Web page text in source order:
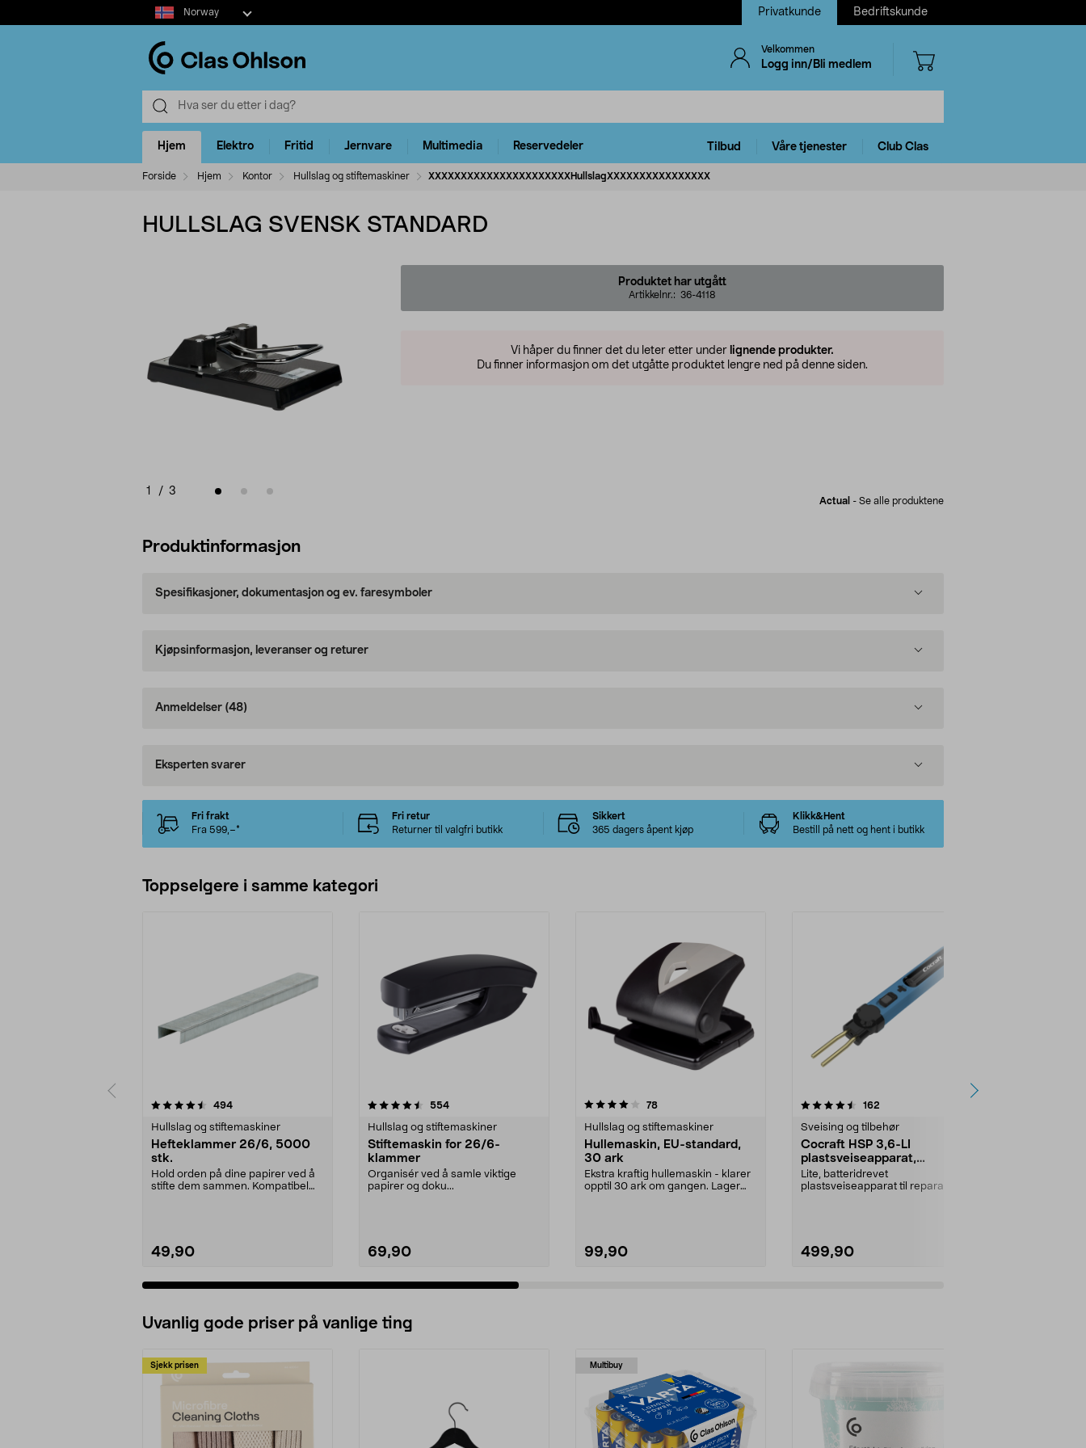
Select
market
Norway Privatkunde Bedriftskunde
Velkommen
Logg inn/Bli medlem
Hjem Elektro Fritid Jernvare Multimedia Reservedeler Tilbud Våre tjenester Club Clas
Forside Hjem Kontor Hullslag og stiftemaskiner XXXXXXXXXXXXXXXXXXXXXXHullslagXXXXXXXXXXXXXXXX
HULLSLAG SVENSK STANDARD
1 / 3
Produktet har utgått
Artikkelnr.: 36-4118
Vi håper du finner det du leter etter under lignende produkter.
Du finner informasjon om det utgåtte produktet lengre ned på denne siden.
Actual - Se alle produktene
Produktinformasjon
Spesifikasjoner, dokumentasjon og ev. faresymboler
Kjøpsinformasjon, leveranser og returer
Anmeldelser (48)
Eksperten svarer
Fri frakt
Fra 599,–*
Fri retur
Returner til valgfri butikk
Sikkert
365 dagers åpent kjøp
Klikk&Hent
Bestill på nett og hent i butikk
Toppselgere i samme kategori
494anmeldelser
Hullslag og stiftemaskiner
Hefteklammer 26/6, 5000
stk.
Hold orden på dine papirer ved å
stifte dem sammen. Kompatibel
49,90
4.5 av 5 stjerner 554anmeldelser
Hullslag og stiftemaskiner
Stiftemaskin for 26/6-
klammer
Organisér ved å samle viktige
papirer og doku...
69,90
4.0 av 5 stjerner 78anmeldelser
Hullslag og stiftemaskiner
Hullemaskin, EU-standard,
30 ark
Ekstra kraftig hullemaskin - klarer
opptil 30 ark om gangen. Lager
99,90
4.5 av 5 stjerner 162
Sveising og tilbehør
Cocraft HSP 3,6-LI
plastsveiseapparat,
oppladbart
Lite, batteridrevet
plastsveiseapparat til reparasjon
499,90
4.5 av 5 stjerner
Uvanlig gode priser på vanlige ting
Sjekk prisen Multibuy